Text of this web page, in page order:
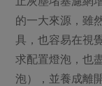
的一大來源，雖
具，也容易在視
求配置燈泡，也
泡），並養成離